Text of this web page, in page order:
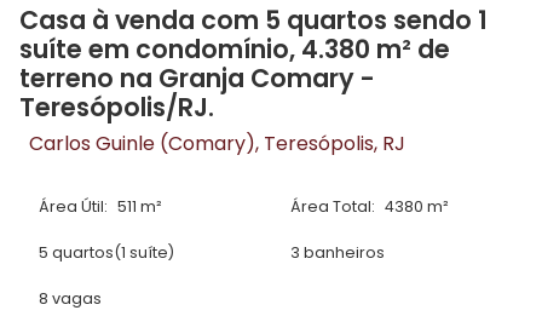
Casa à venda com 5 quartos sendo 1
suíte em condomínio, 4.380 m² de
terreno na Granja Comary -
Teresópolis/RJ.
Carlos Guinle (Comary), Teresópolis, RJ
Área Útil: 511 m² Área Total: 4380 m²
5 quartos(1 suíte) 3 banheiros
8 vagas